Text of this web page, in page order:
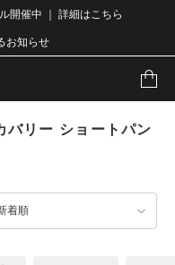
開催中 ｜ 詳細はこちら
お知らせ
バリー ショートパン
着順